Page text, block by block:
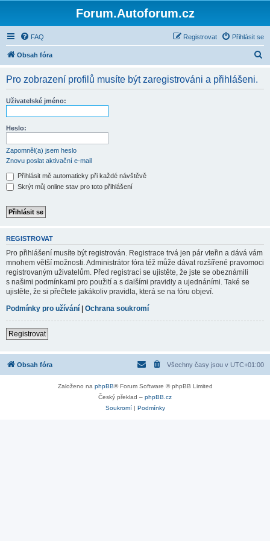
Forum.Autoforum.cz
FAQ Přihlásit se
Registrovat
Obsah fóra
Pro zobrazení profilů musíte být zaregistrováni a přihlášeni.
Uživatelské jméno:
Heslo:
Zapomněl(a) jsem heslo
Znovu poslat aktivační e-mail
Přihlásit mě automaticky při každé návštěvě
Skrýt můj online stav pro toto přihlášení
REGISTROVAT
Pro přihlášení musíte být registrován. Registrace trvá jen pár vteřin a dává vám
mnohem větší možnosti. Administrátor fóra též může dávat rozšířené pravomoci
registrovaným uživatelům. Před registrací se ujistěte, že jste se obeznámili
s našimi podmínkami pro použití a s dalšími pravidly a ujednáními. Také se
ujistěte, že si přečtete jakákoliv pravidla, která se na fóru objeví.
Podmínky pro užívání | Ochrana soukromí
Registrovat
Obsah fóra Všechny časy jsou v UTC+01:00
Založeno na phpBB® Forum Software © phpBB Limited
Český překlad – phpBB.cz
Soukromí| Podmínky